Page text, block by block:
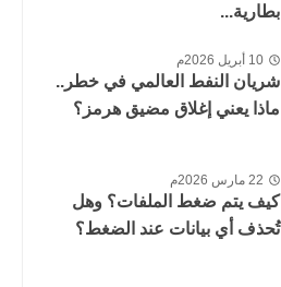
بطارية...
10 أبريل 2026م
شريان النفط العالمي في خطر..
ماذا يعني إغلاق مضيق هرمز؟
22 مارس 2026م
كيف يتم ضغط الملفات؟ وهل
تُحذف أي بيانات عند الضغط؟